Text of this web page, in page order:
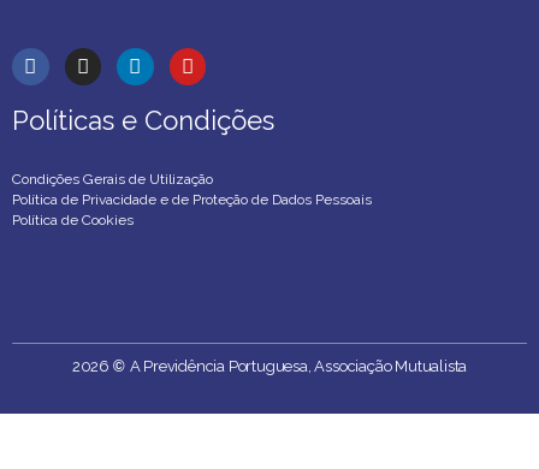
Políticas e Condições
Políticas e Condições
Condições Gerais de Utilização
Política de Privacidade e de Proteção de Dados Pessoais
Política de Cookies
2026 © A Previdência Portuguesa, Associação Mutualista